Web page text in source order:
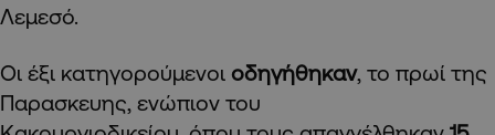
Λεμεσό.
Οι έξι κατηγορούμενοι οδηγήθηκαν, το πρωί της
Παρασκευης, ενώπιον του